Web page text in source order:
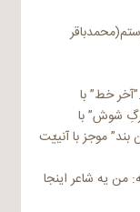
خط” با
شوش” با
بند” موجز با آنییّت
یه شاعر اینجا